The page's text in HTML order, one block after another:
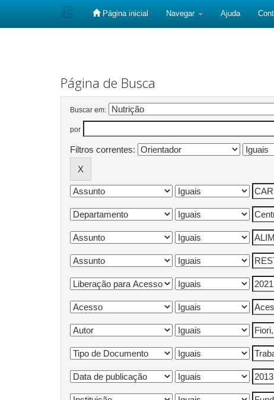
Página inicial Navegar Ajuda
Página de Busca
Buscar em:
por
Filtros correntes: